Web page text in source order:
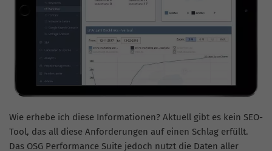
Wie erhebe ich diese Informationen? Aktuell gibt es kein SEO-
Tool, das all diese Anforderungen auf einen Schlag erfüllt.
Das OSG Performance Suite jedoch nutzt die Daten aller
Hallo, willkommen bei
seoagentur.de. 👋
Wie kann ich dir helfen?